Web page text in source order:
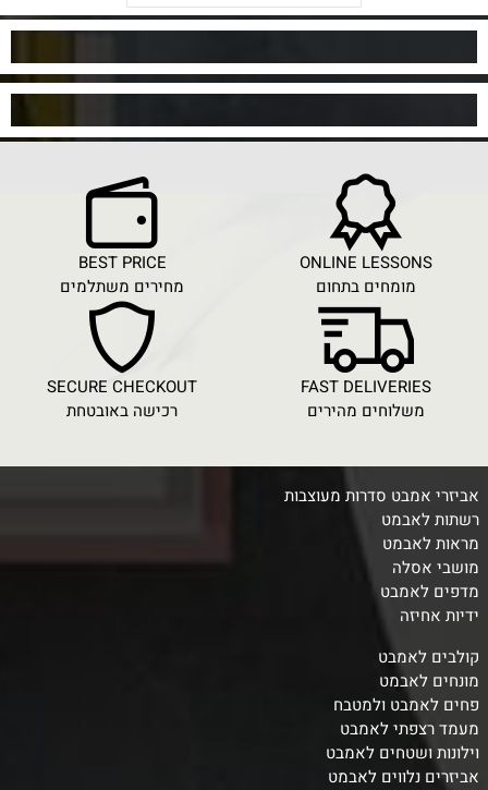
ONLINE LESSONS
מומחים בתחום
BEST PRICE
מחירים משתלמים
FAST DELIVERIES
משלוחים מהירים
SECURE CHECKOUT
רכישה באובטחת
אביזרי אמבט סדרות מעוצבות
רשתות לאבמט
מראות לאבמט
מושבי אסלה
מדפים לאמבט
ידיות אחיזה
קולבים לאמבט
מונחים לאבמט
פחים לאמבט ולמטבח
מעמד רצפתי לאמבט
וילונות ושטחים לאמבט
אביזרים נלווים לאבמט